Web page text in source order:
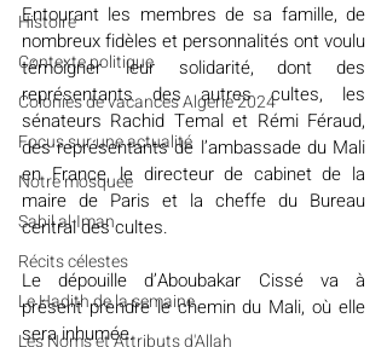
Histoire
Contexte politique
Colonies de vacances Algérie 2024
​​Focus sur une actualité
Notre mosquée
Sabil al-Iman
Récits célestes
Le Hadith de la semaine
Les Noms et Attributs d'Allah
Entourant les membres de sa famille, de
nombreux fidèles et personnalités ont voulu
témoigner leur solidarité, dont des
représentants des autres cultes, les
sénateurs Rachid Temal et Rémi Féraud,
des représentants de l’ambassade du Mali
en France, le directeur de cabinet de la
maire de Paris et la cheffe du Bureau
central des cultes.
Le dépouille d’Aboubakar Cissé va à
présent prendre le chemin du Mali, où elle
sera inhumée.